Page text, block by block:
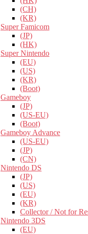
(CH)
(KR)
Super Famicom
(JP)
(HK)
Super Nintendo
(EU)
(US)
(KR)
(Boot)
Gameboy
(JP)
(US-EU)
(Boot)
Gameboy Advance
(US-EU)
(JP)
(CN)
Nintendo DS
(JP)
(US)
(EU)
(KR)
Collector / Not for
Nintendo 3DS
(EU)